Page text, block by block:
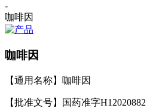
-
咖啡因
咖啡因
【通用名称】咖啡因
【批准文号】国药准字H12020882